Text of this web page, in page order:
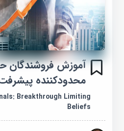
آموزش فروشندگان
محدودکننده پیشرفت
Breakthrough Limiting
Beliefs